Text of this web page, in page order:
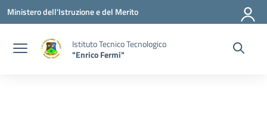
Vai ai contenuti
Vai al menu di navigazione
Vai al footer
Ministero dell'Istruzione e del Merito
Istituto Tecnico Tecnologico
"Enrico Fermi"